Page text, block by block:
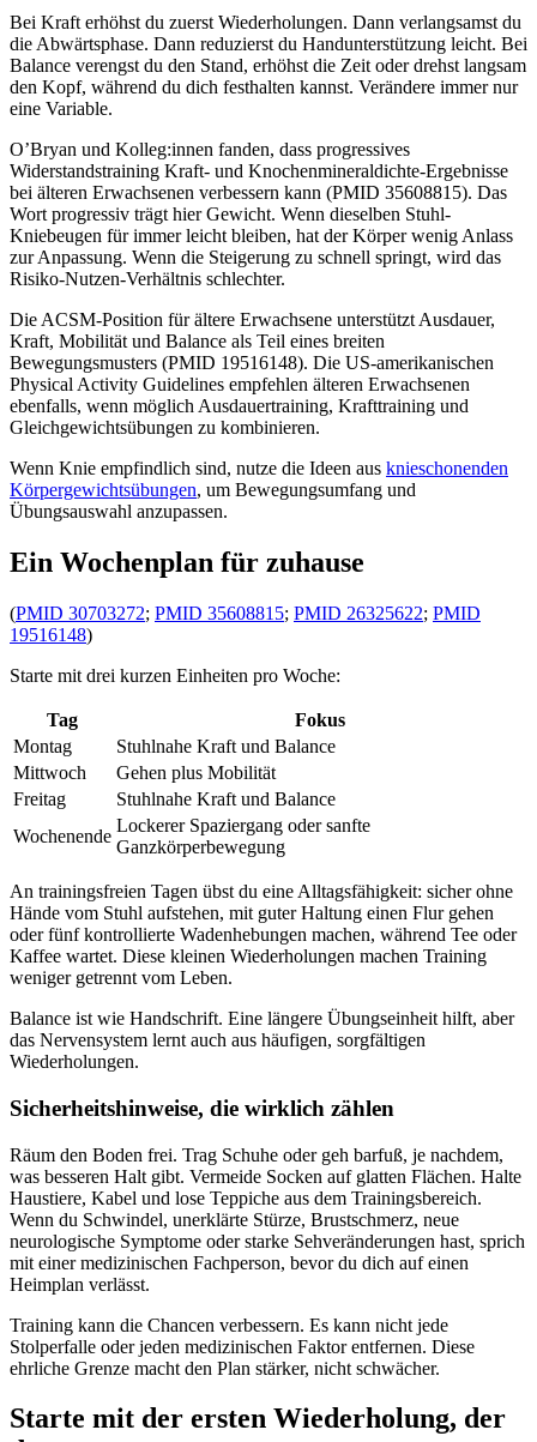
Bei Kraft erhöhst du zuerst Wiederholungen. Dann verlangsamst du
die Abwärtsphase. Dann reduzierst du Handunterstützung leicht. Bei
Balance verengst du den Stand, erhöhst die Zeit oder drehst langsam
den Kopf, während du dich festhalten kannst. Verändere immer nur
eine Variable.
O’Bryan und Kolleg:innen fanden, dass progressives
Widerstandstraining Kraft- und Knochenmineraldichte-Ergebnisse
bei älteren Erwachsenen verbessern kann (PMID 35608815). Das
Wort progressiv trägt hier Gewicht. Wenn dieselben Stuhl-
Kniebeugen für immer leicht bleiben, hat der Körper wenig Anlass
zur Anpassung. Wenn die Steigerung zu schnell springt, wird das
Risiko-Nutzen-Verhältnis schlechter.
Die ACSM-Position für ältere Erwachsene unterstützt Ausdauer,
Kraft, Mobilität und Balance als Teil eines breiten
Bewegungsmusters (PMID 19516148). Die US-amerikanischen
Physical Activity Guidelines empfehlen älteren Erwachsenen
ebenfalls, wenn möglich Ausdauertraining, Krafttraining und
Gleichgewichtsübungen zu kombinieren.
Wenn Knie empfindlich sind, nutze die Ideen aus knieschonenden
Körpergewichtsübungen, um Bewegungsumfang und
Übungsauswahl anzupassen.
Ein Wochenplan für zuhause
(PMID 30703272; PMID 35608815; PMID 26325622; PMID
19516148)
Starte mit drei kurzen Einheiten pro Woche:
Tag
Fokus
Montag
Stuhlnahe Kraft und Balance
Mittwoch
Gehen plus Mobilität
Freitag
Stuhlnahe Kraft und Balance
Wochenende
Lockerer Spaziergang oder sanfte
Ganzkörperbewegung
An trainingsfreien Tagen übst du eine Alltagsfähigkeit: sicher ohne
Hände vom Stuhl aufstehen, mit guter Haltung einen Flur gehen
oder fünf kontrollierte Wadenhebungen machen, während Tee oder
Kaffee wartet. Diese kleinen Wiederholungen machen Training
weniger getrennt vom Leben.
Balance ist wie Handschrift. Eine längere Übungseinheit hilft, aber
das Nervensystem lernt auch aus häufigen, sorgfältigen
Wiederholungen.
Sicherheitshinweise, die wirklich zählen
Räum den Boden frei. Trag Schuhe oder geh barfuß, je nachdem,
was besseren Halt gibt. Vermeide Socken auf glatten Flächen. Halte
Haustiere, Kabel und lose Teppiche aus dem Trainingsbereich.
Wenn du Schwindel, unerklärte Stürze, Brustschmerz, neue
neurologische Symptome oder starke Sehveränderungen hast, sprich
mit einer medizinischen Fachperson, bevor du dich auf einen
Heimplan verlässt.
Training kann die Chancen verbessern. Es kann nicht jede
Stolperfalle oder jeden medizinischen Faktor entfernen. Diese
ehrliche Grenze macht den Plan stärker, nicht schwächer.
Starte mit der ersten Wiederholung, der